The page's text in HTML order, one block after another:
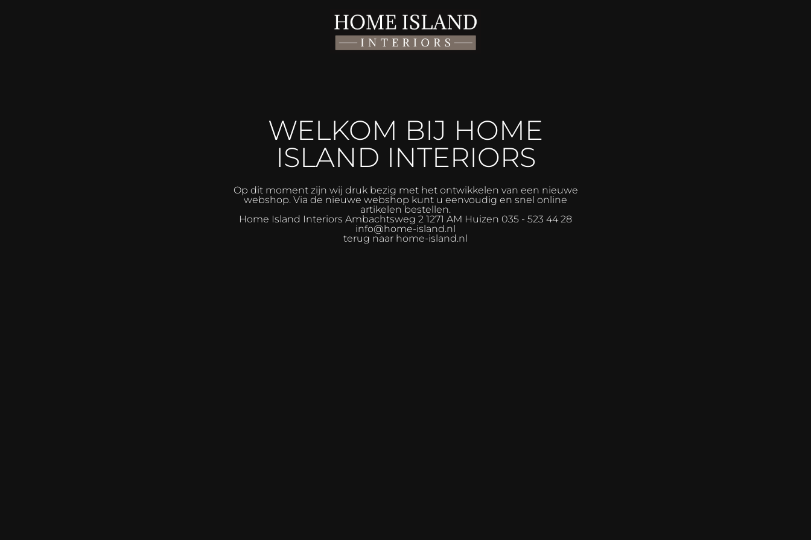
WELKOM BIJ HOME
ISLAND INTERIORS
Op dit moment zijn wij druk bezig met het ontwikkelen van een nieuwe
webshop. Via de nieuwe webshop kunt u eenvoudig en snel online
artikelen bestellen.
Home Island Interiors Ambachtsweg 2 1271 AM Huizen 035 - 523 44 28
info@home-island.nl
terug naar home-island.nl